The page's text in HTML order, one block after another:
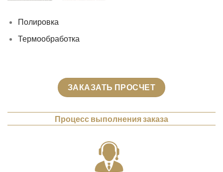
Полировка
Термообработка
ЗАКАЗАТЬ ПРОСЧЕТ
Процесс выполнения заказа